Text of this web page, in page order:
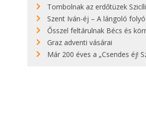
Tombolnak az erdőtüzek Szicíliában
Szent Iván-éj – A lángoló folyó
Ősszel feltárulnak Bécs és környékének
Graz adventi vásárai
Már 200 éves a „Csendes éj!